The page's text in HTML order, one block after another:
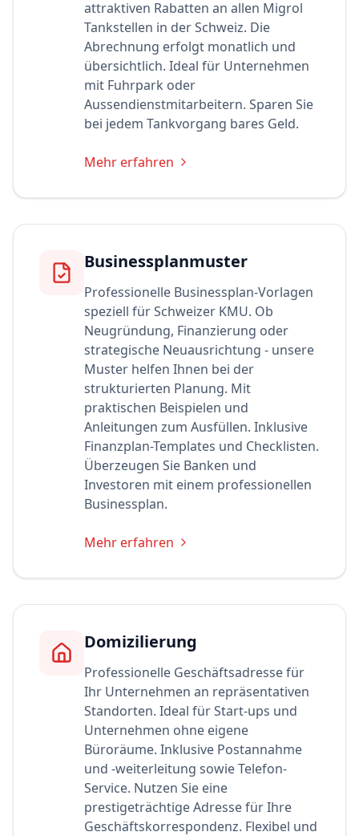
attraktiven Rabatten an allen Migrol
Tankstellen in der Schweiz. Die
Abrechnung erfolgt monatlich und
übersichtlich. Ideal für Unternehmen
mit Fuhrpark oder
Aussendienstmitarbeitern. Sparen Sie
bei jedem Tankvorgang bares Geld.
Mehr erfahren
Businessplanmuster
Professionelle Businessplan-Vorlagen
speziell für Schweizer KMU. Ob
Neugründung, Finanzierung oder
strategische Neuausrichtung - unsere
Muster helfen Ihnen bei der
strukturierten Planung. Mit
praktischen Beispielen und
Anleitungen zum Ausfüllen. Inklusive
Finanzplan-Templates und Checklisten.
Überzeugen Sie Banken und
Investoren mit einem professionellen
Businessplan.
Mehr erfahren
Domizilierung
Professionelle Geschäftsadresse für
Ihr Unternehmen an repräsentativen
Standorten. Ideal für Start-ups und
Unternehmen ohne eigene
Büroräume. Inklusive Postannahme
und -weiterleitung sowie Telefon-
Service. Nutzen Sie eine
prestigeträchtige Adresse für Ihre
Geschäftskorrespondenz. Flexibel und